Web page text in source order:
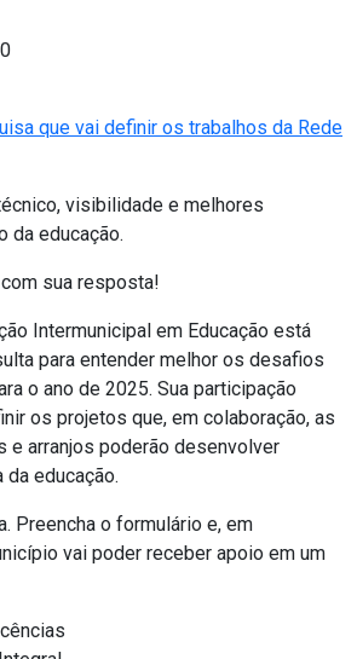
visibilidade e melhores
da educação.
sua resposta!
Intermunicipal em Educação está
para entender melhor os desafios
o ano de 2025. Sua participação
os projetos que, em colaboração, as
e arranjos poderão desenvolver
da educação.
Preencha o formulário e, em
vai poder receber apoio em um